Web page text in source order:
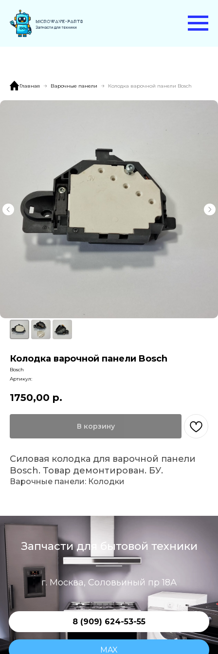
Главная Варочные панели Колодка варочной панели Bosch
Колодка варочной панели Bosch
Bosch
Артикул:
1750,00 р.
В корзину
Силовая колодка для варочной панели
Bosch. Товар демонтирован. БУ.
Варочные панели: Колодки
Запчасти для бытовой техники
г. Москва, Соловьиный пр 18А
8 (909) 624-53-55
MAX